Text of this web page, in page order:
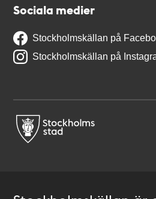
Sociala medier
Stockholmskällan på
Stockholmskällan på